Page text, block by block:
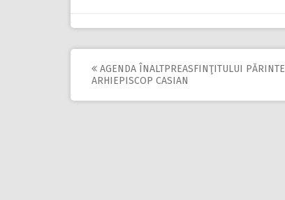
Post
navigation
AGENDA ÎNALTPREASFINŢITULUI PĂRINTE
ARHIEPISCOP CASIAN